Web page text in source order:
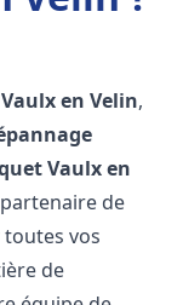
Vaulx en Velin,
Vaulx en
de
vos
de